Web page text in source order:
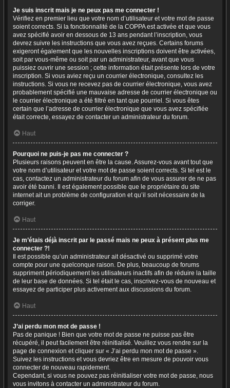
Je suis inscrit mais je ne peux pas me connecter !
Vérifiez en premier lieu que votre nom d’utilisateur et votre mot de passe
soient corrects. Si la fonctionnalité de la COPPA est activée et que vous
avez spécifié avoir en dessous de 13 ans pendant l’inscription, vous
devrez suivre les instructions que vous avez reçues. Certains forums
exigeront également que les nouvelles inscriptions doivent être activées,
soit par vous-même ou soit par un administrateur, avant que vous
puissiez ouvrir une session ; cette information était présente lors de votre
inscription. Si vous aviez reçu un courrier électronique, consultez les
instructions. Si vous ne recevez pas de courrier électronique, vous avez
probablement spécifié une mauvaise adresse de courrier électronique ou
le courrier électronique a été filtré en tant que pourriel. Si vous êtes
certain que l’adresse de courrier électronique que vous avez spécifiée
était correcte, essayez de contacter un administrateur du forum.
Haut
Pourquoi ne puis-je pas me connecter ?
Plusieurs raisons peuvent en être la cause. Assurez-vous avant tout que
votre nom d’utilisateur et votre mot de passe soient corrects. Si tel est le
cas, contactez un administrateur du forum afin de vous assurer de ne pas
avoir été banni. Il est également possible que le propriétaire du site
internet ait un problème de configuration et qu’il soit nécessaire de la
corriger.
Haut
Je m’étais déjà inscrit par le passé mais ne peux à présent plus me
connecter ?!
Il est possible qu’un administrateur ait désactivé ou supprimé votre
compte pour une quelconque raison. De plus, beaucoup de forums
suppriment périodiquement les utilisateurs inactifs afin de réduire la taille
de leur base de données. Si tel était le cas, inscrivez-vous de nouveau et
essayez de participer plus activement aux discussions du forum.
Haut
J’ai perdu mon mot de passe !
Pas de panique ! Bien que votre mot de passe ne puisse pas être
récupéré, il peut facilement être réinitialisé. Veuillez vous rendre sur la
page de connexion et cliquer sur « J’ai perdu mon mot de passe ».
Suivez les instructions et vous devriez être en mesure de pouvoir vous
connecter de nouveau rapidement.
Cependant, si vous ne pouvez pas réinitialiser votre mot de passe, nous
vous invitons à contacter un administrateur du forum.